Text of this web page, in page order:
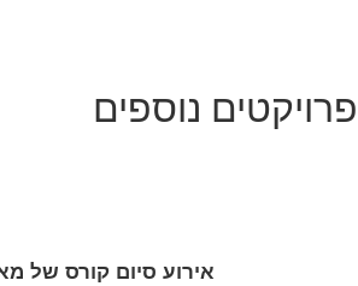
פרויקטים נוספים
אירוע סיום קורס של